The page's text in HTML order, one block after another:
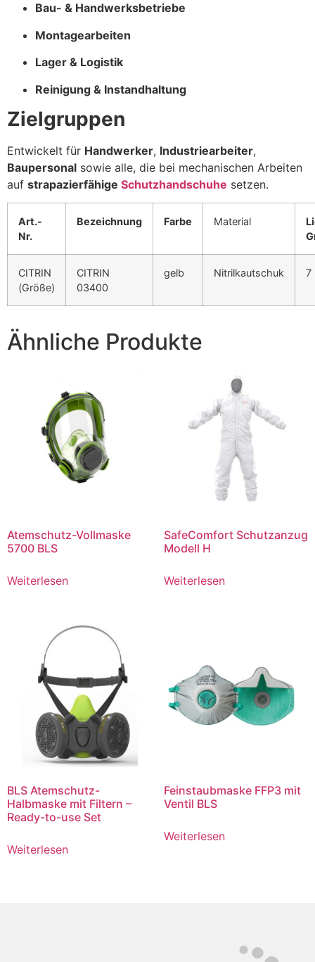
Bau- & Handwerksbetriebe
Montagearbeiten
Lager & Logistik
Reinigung & Instandhaltung
Zielgruppen
Entwickelt für Handwerker, Industriearbeiter,
Baupersonal sowie alle, die bei mechanischen Arbeiten
auf strapazierfähige Schutzhandschuhe setzen.
Art.-
Nr.
Bezeichnung Farbe Material
CITRIN
(Größe)
CITRIN
03400
gelb Nitrilkautschuk 7
Ähnliche Produkte
Atemschutz-Vollmaske
5700 BLS
Weiterlesen
SafeComfort Schutzanzug
Modell H
Weiterlesen
BLS Atemschutz-
Halbmaske mit Filtern –
Ready-to-use Set
Weiterlesen
Feinstaubmaske FFP3 mit
Ventil BLS
Weiterlesen